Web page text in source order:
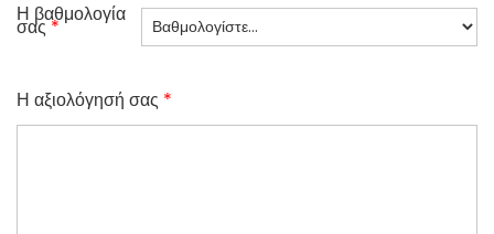
Η βαθμολογία
σας*
Η αξιολόγησή σας *